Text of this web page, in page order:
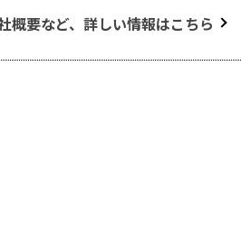
概要など、詳しい情報はこちら